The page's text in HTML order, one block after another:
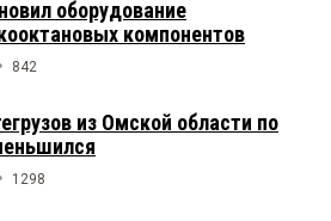
оборудование
компонентов
842
из Омской области по
1298